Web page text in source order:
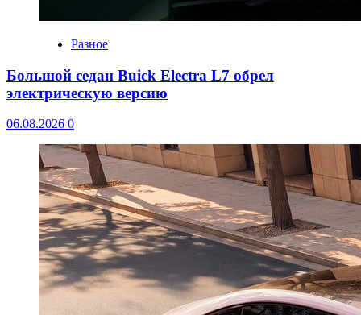
Разное
Большой седан Buick Electra L7 обрел
электрическую версию
06.08.2026 0